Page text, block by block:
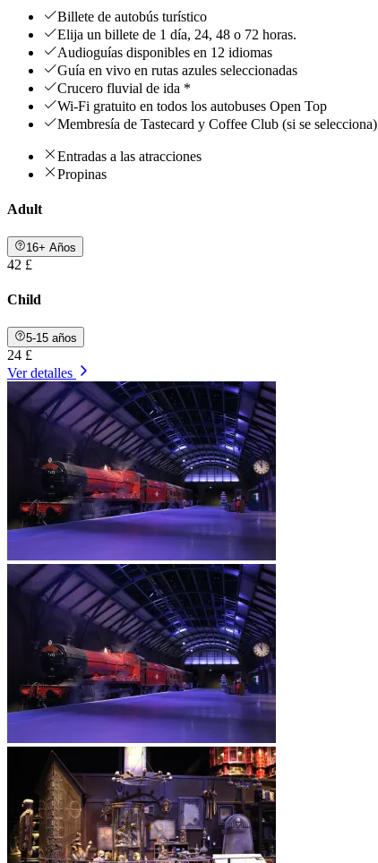
Billete de autobús turístico
Elija un billete de 1 día, 24, 48 o 72 horas.
Audioguías disponibles en 12 idiomas
Guía en vivo en rutas azules seleccionadas
Crucero fluvial de ida *
Wi-Fi gratuito en todos los autobuses Open Top
Membresía de Tastecard y Coffee Club (si se selecciona)
Entradas a las atracciones
Propinas
Adult
16+ Años
42 £
Child
5-15 años
24 £
Ver detalles